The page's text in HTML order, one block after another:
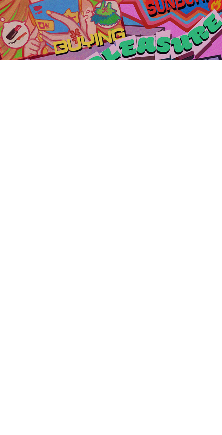
CUT ILLUSTRATION